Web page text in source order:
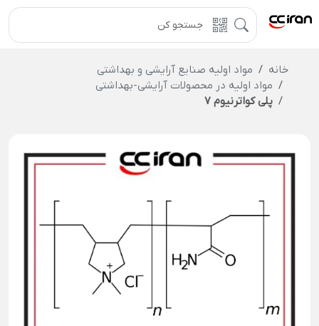
خانه
مواد اولیه صنایع آرایشی و بهداشتی
مواد اولیه در محصولات آرایشی-بهداشتی
پلی کواترنیوم 7